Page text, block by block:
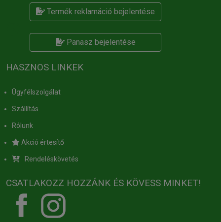
Termék reklamáció bejelentése
Panasz bejelentése
HASZNOS LINKEK
Ügyfélszolgálat
Szállítás
Rólunk
Akció értesítő
Rendeléskövetés
CSATLAKOZZ HOZZÁNK ÉS KÖVESS MINKET!